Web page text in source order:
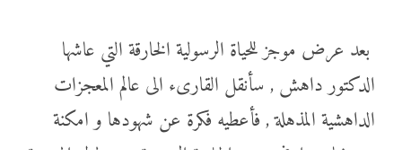
بعد عرض موجز للحياة الرسولية الخارقة التي عاشها
الدكتور داهش , سأنقل القارىء الى عالم المعجزات
الداهشية المذهلة , فأعطيه فكرة عن شهودها و امكنة
حدوثها , و اوضح معنى الجلسة الروحية و مدلول المعجزة